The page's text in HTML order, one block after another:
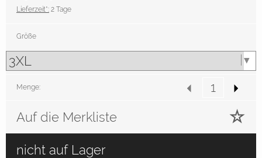
Lieferzeit*: 2 Tage
Größe
Menge:
Auf die Merkliste
nicht auf Lager